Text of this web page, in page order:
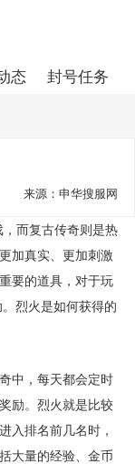
态 封号任务
来源：申华搜服网
而复古传奇则是热
加真实、更加刺激
要的道具，对于玩
烈火是如何获得的
中，每天都会定时
励。烈火就是比较
入排名前几名时，
大量的经验、金币